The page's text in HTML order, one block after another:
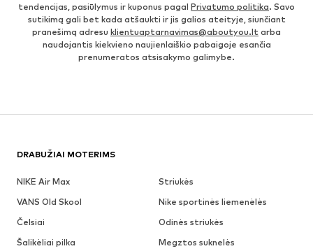
tendencijas, pasiūlymus ir kuponus pagal Privatumo politika. Savo
sutikimą gali bet kada atšaukti ir jis galios ateityje, siunčiant
pranešimą adresu klientuaptarnavimas@aboutyou.lt arba
naudojantis kiekvieno naujienlaiškio pabaigoje esančia
prenumeratos atsisakymo galimybe.
DRABUŽIAI MOTERIMS
NIKE Air Max
Striukės
VANS Old Skool
Nike sportinės liemenėlės
Čelsiai
Odinės striukės
Šalikėliai pilka
Megztos suknelės